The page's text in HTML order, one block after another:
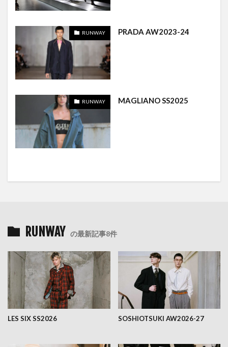
RUNWAY PRADA AW2023-24
RUNWAY MAGLIANO SS2025
RUNWAY の最新記事8件
LES SIX SS2026 SOSHIOTSUKI AW2026-27